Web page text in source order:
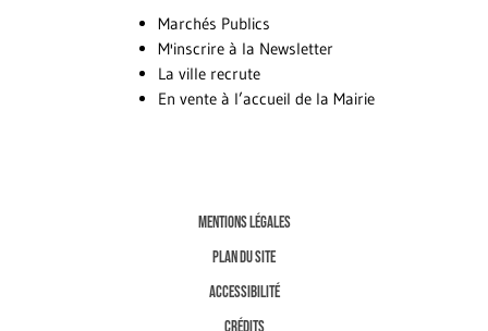
Marchés Publics
M'inscrire à la Newsletter
La ville recrute
En vente à l’accueil de la Mairie
MENTIONS LÉGALES
PLAN DU SITE
ACCESSIBILITÉ